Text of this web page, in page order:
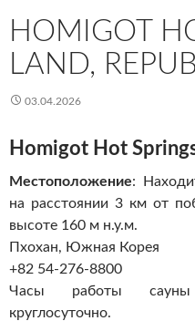
HOMIGOT
LAND,
03.04.2026
Homigot Hot
Местоположение:
на расстоянии 3 км от
высоте 160 м н.у.м.
Пхохан, Южная Корея
+82 54-276-8800
Часы работы сауны
круглосуточно.